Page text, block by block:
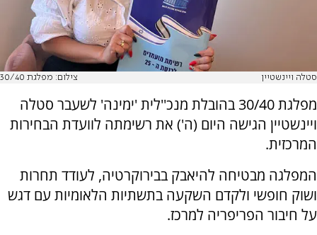
סטלה ויינשטיין צילום: מפלגת 30/40
מפלגת 30/40 בהובלת מנכ''לית 'ימינה' לשעבר סטלה
ויינשטיין הגישה היום (ה') את רשימתה לוועדת הבחירות
המרכזית.
המפלגה מבטיחה להיאבק בבירוקרטיה, לעודד תחרות
ושוק חופשי ולקדם השקעה בתשתיות הלאומיות עם דגש
על חיבור הפריפריה למרכז.